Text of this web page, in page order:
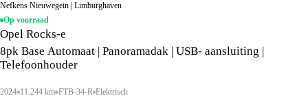
Nefkens Nieuwegein | Limburghaven
Op voorraad
Opel Rocks-e
8pk Base Automaat | Panoramadak | USB- aansluiting |
Telefoonhouder
2024 11.244 km FTB-34-R Elektrisch